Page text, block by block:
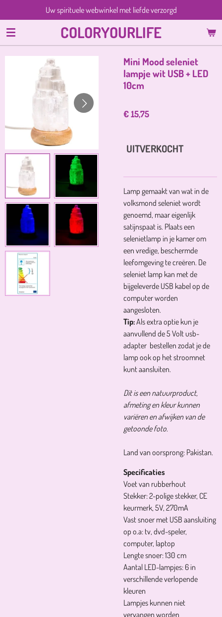
direct
naar
de
hoofdinhoud
COLORYOURLIFE
Uw spirituele webwinkel met liefde verzorgd
Mini Mood seleniet
lampje wit USB + LED
10cm
€ 15,75
UITVERKOCHT
Lamp gemaakt van wat in de
volksmond seleniet wordt
genoemd, maar eigenlijk
satijnspaat is. Plaats een
selenietlamp in je kamer om
een vredige, beschermde
leefomgeving te creëren. De
seleniet lamp kan met de
bijgeleverde USB kabel op de
computer worden
aangesloten.
Tip:Als extra optie kun je
aanvullend de 5 Volt usb-
adapter bestellen zodat je de
lamp ook op het stroomnet
kunt aansluiten.
Dit is een natuurproduct,
afmeting en kleur kunnen
variëren en afwijken van de
getoonde foto.
Land van oorsprong: Pakistan.
Specificaties
Voet van rubberhout
Stekker: 2-polige stekker, CE
keurmerk, 5V, 270mA
Vast snoer met USB aansluiting
op o.a: tv, dvd-speler,
computer, laptop
Lengte snoer: 130 cm
Aantal LED-lampjes: 6 in
verschillende verlopende
kleuren
Lampjes kunnen niet
vervangen worden